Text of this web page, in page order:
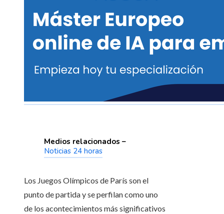
Medios relacionados –
Noticias 24 horas
Los Juegos Olímpicos de París son el
punto de partida y se perfilan como uno
de los acontecimientos más significativos